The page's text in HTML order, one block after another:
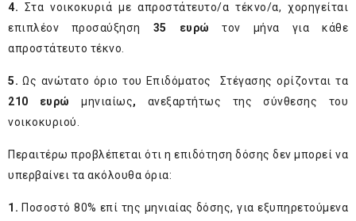
4. Στα νοικοκυριά με απροστάτευτο/α τέκνο/α, χορηγείται
επιπλέον προσαύξηση 35 ευρώτον μήνα για κάθε
απροστάτευτο τέκνο.
5. Ως ανώτατο όριο του Επιδόματος Στέγασης ορίζονται τα
210 ευρώ μηνιαίως, ανεξαρτήτως της σύνθεσης του
νοικοκυριού.
Περαιτέρω προβλέπεται ότι η επιδότηση δόσης δεν μπορεί να
υπερβαίνει τα ακόλουθα όρια:
1. Ποσοστό 80% επί της μηνιαίας δόσης, για εξυπηρετούμενα